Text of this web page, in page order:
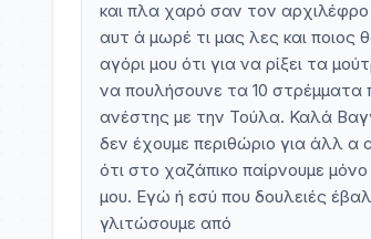
και πλα χαρό σαν τον αρχιλέφρο
αυτ ά μωρέ τι μας λες και ποιος
αγόρι μου ότι για να ρίξει τα
να πουλήσουνε τα 10 στρέμματα
ανέστης με την Τούλα. Καλά
δεν έχουμε περιθώριο για άλλ
ότι στο χαζάπικο παίρνουμε
μου. Εγώ ή εσύ που δουλειές
γλιτώσουμε από